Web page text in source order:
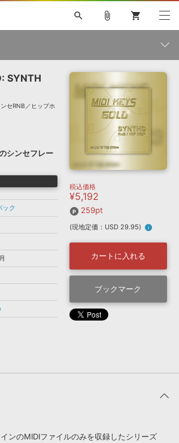
クト »
ール »
»
»
音楽カード
楽曲配信流通 サービス
無償のサウンド管理ソフト
ライセンス提供
search
ン・レン V4X
SPITFIRE AUDIO
3 SERUM
ライセンスフリーBGM
試そう
ボーカル抜き出し
DUBSTEP
ROUTER.FM
SONOCA
ラグイン・エフェクト
ール 効果音
attach_file shopping_cart
SYNTH
セRNB／ヒップホ
シンセフレー
ック
税込価格
¥5,192
259pt
(現地定価：USD 29.95) info
カートに入れる
ブックマーク
ンのMIDIファイルのみを収録したシリーズ